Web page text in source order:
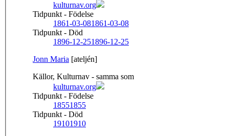
kulturnav.org
Tidpunkt - Födelse
1861-03-081861-03-08
Tidpunkt - Död
1896-12-251896-12-25
Jonn Maria [ateljén]
Källor, Kulturnav - samma som
kulturnav.org
Tidpunkt - Födelse
18551855
Tidpunkt - Död
19101910